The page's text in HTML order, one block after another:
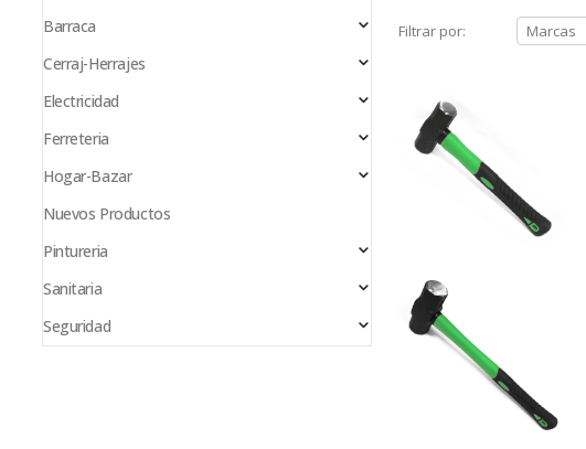
Filtrar por:
Barraca
Cerraj-Herrajes
Electricidad
Ferreteria
Hogar-Bazar
Nuevos Productos
Pintureria
Sanitaria
Seguridad